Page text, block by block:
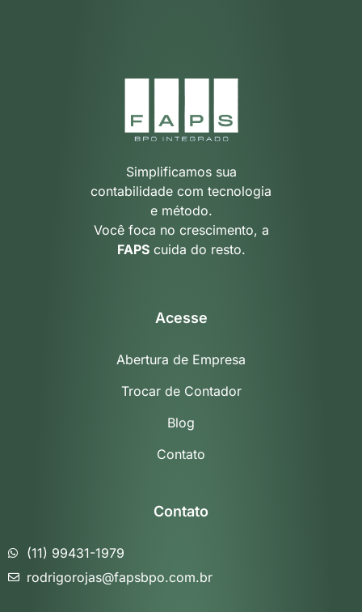
Simplificamos sua
contabilidade com tecnologia
e método.
Você foca no crescimento, a
FAPScuida do resto.
Acesse
Abertura de Empresa
Trocar de Contador
Blog
Contato
Contato
(11) 99431-1979
rodrigorojas@fapsbpo.com.br